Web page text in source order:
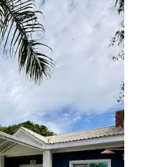
appréciés